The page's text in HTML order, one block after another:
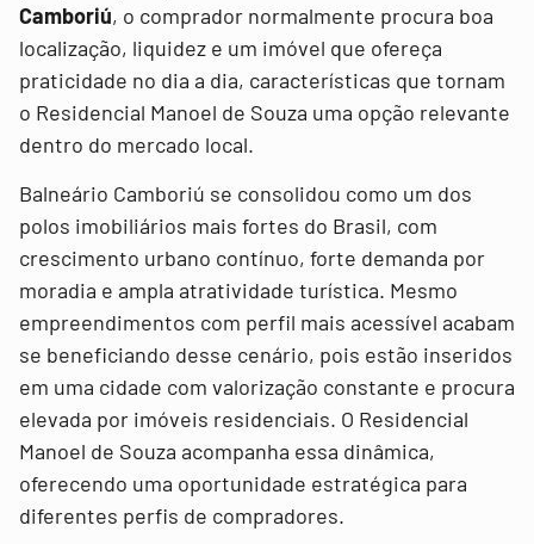
Camboriú, o comprador normalmente procura boa
localização, liquidez e um imóvel que ofereça
praticidade no dia a dia, características que tornam
o Residencial Manoel de Souza uma opção relevante
dentro do mercado local.
Balneário Camboriú se consolidou como um dos
polos imobiliários mais fortes do Brasil, com
crescimento urbano contínuo, forte demanda por
moradia e ampla atratividade turística. Mesmo
empreendimentos com perfil mais acessível acabam
se beneficiando desse cenário, pois estão inseridos
em uma cidade com valorização constante e procura
elevada por imóveis residenciais. O Residencial
Manoel de Souza acompanha essa dinâmica,
oferecendo uma oportunidade estratégica para
diferentes perfis de compradores.